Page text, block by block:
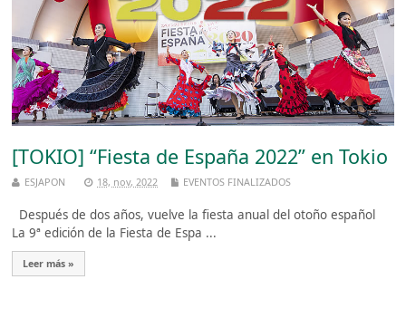
[TOKIO] “Fiesta de España 2022” en Tokio
ESJAPON 18, nov, 2022 EVENTOS FINALIZADOS
Después de dos años, vuelve la fiesta anual del otoño español
La 9ª edición de la Fiesta de Espa ...
Leer más »